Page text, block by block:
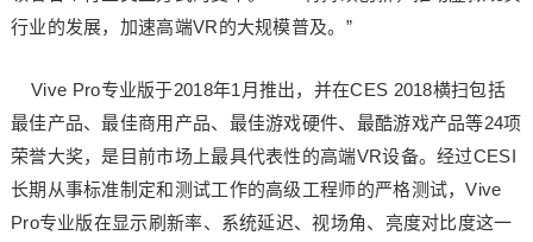
行业的发展，加速高端VR的大规模普及。”
Vive Pro专业版于2018年1月推出，并在CES 2018横扫包括
最佳产品、最佳商用产品、最佳游戏硬件、最酷游戏产品等24项
荣誉大奖，是目前市场上最具代表性的高端VR设备。经过CESI
长期从事标准制定和测试工作的高级工程师的严格测试，Vive
Pro专业版在显示刷新率、系统延迟、视场角、亮度对比度这一